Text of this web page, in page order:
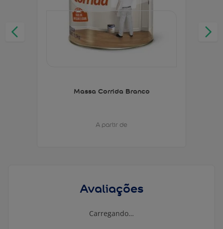
Massa Corrida Branco
A partir de
Avaliações
Carregando…